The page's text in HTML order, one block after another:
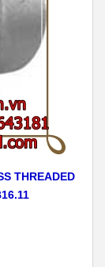
THREADED